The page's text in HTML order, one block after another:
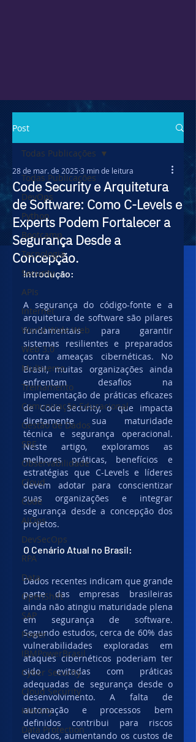
Post
Todas Publicações
DevOps
Python
Bootcamp
Tecnologia
Security
APIs
Internet
World Wide Web
Web 3.0
Multiverso
Treinamento
Comunicação Educacional
Gestão de Dados
SRE
Observabilidade
Cloud
Code
AIOps
DevSecOps
RPA
Data
OpenShift
SAP
Power
IBMPowerBrasil
Cyber Security
Cloud Security
Identity
Data Protection
Todas Publicações
Code Security e Arquitetura
de Software: Como C-Levels e
Experts Podem Fortalecer a
Segurança Desde a
Concepção.
28 de mar. de 2025 3 min de leitura
Introdução:
A segurança do código-fonte e a
arquitetura de software são pilares
fundamentais para garantir
sistemas resilientes e preparados
contra ameaças cibernéticas. No
Brasil, muitas organizações ainda
enfrentam desafios na
implementação de práticas eficazes
de Code Security, o que impacta
diretamente sua maturidade
técnica e segurança operacional.
Neste artigo, exploramos as
melhores práticas, benefícios e
estratégias que C-Levels e líderes
devem adotar para conscientizar
suas organizações e integrar
segurança desde a concepção dos
projetos.
O Cenário Atual no Brasil:
Dados recentes indicam que grande
parte das empresas brasileiras
ainda não atingiu maturidade plena
em segurança de software.
Segundo estudos, cerca de 60% das
vulnerabilidades exploradas em
ataques cibernéticos poderiam ter
sido evitadas com práticas
adequadas de segurança desde o
desenvolvimento. A falta de
automação e processos bem
definidos contribui para riscos
elevados, aumentando os custos de